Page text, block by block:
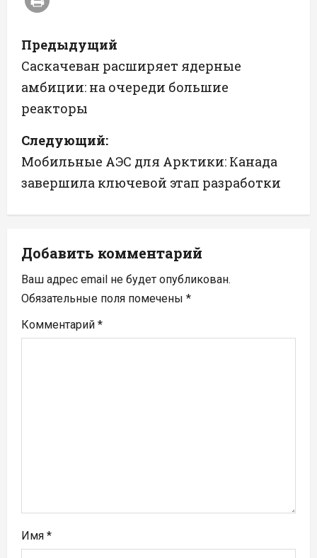
Н
а
в
г
а
ц
и
я
п
о
я
м
Предыдущий
Саскачеван расширяет ядерные
амбиции: на очереди большие
реакторы
Следующий:
Мобильные АЭС для Арктики: Канада
завершила ключевой этап разработки
Добавить комментарий
Ваш адрес email не будет опубликован.
Обязательные поля помечены *
Комментарий *
Имя *